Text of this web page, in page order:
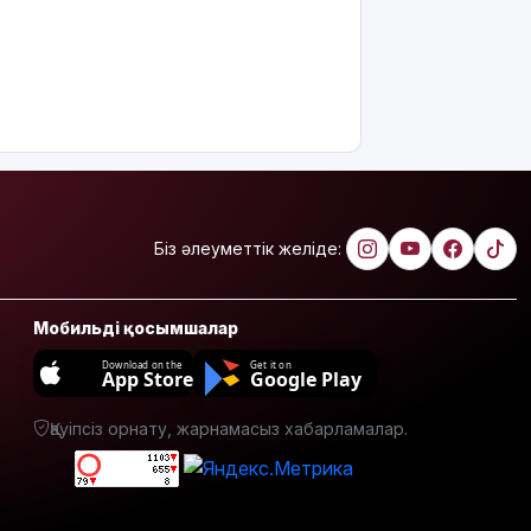
алмағандықтан,
күші
жойылды
Міне,
жаңалық:
ERG
акциялары
«Самұрық-
Қазынаға»
Біз әлеуметтік желіде:
Мобильді қосымшалар
Download on the
App Store
Get it on
Google Play
Қауіпсіз орнату, жарнамасыз хабарламалар.